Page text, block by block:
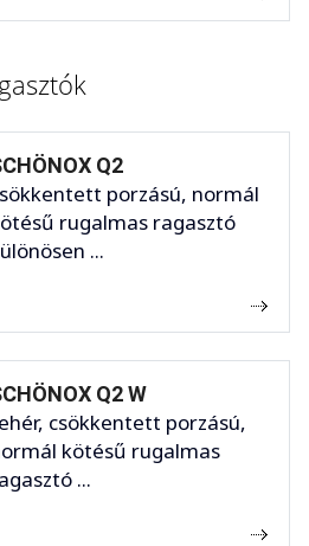
Q2
porzású, normál
rugalmas ragasztó
...
Q2 W
csökkentett porzású,
kötésű rugalmas
...